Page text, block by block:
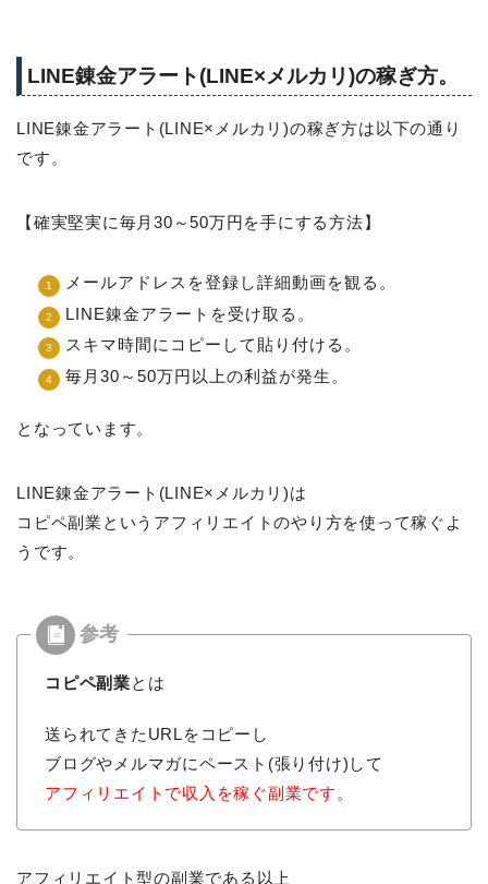
LINE錬金アラート(LINE×メルカリ)の稼ぎ方。
LINE錬金アラート(LINE×メルカリ)の稼ぎ方は以下の通り
です。
【確実堅実に毎月30～50万円を手にする方法】
メールアドレスを登録し詳細動画を観る。
LINE錬金アラートを受け取る。
スキマ時間にコピーして貼り付ける。
毎月30～50万円以上の利益が発生。
となっています。
LINE錬金アラート(LINE×メルカリ)は
コピペ副業というアフィリエイトのやり方を使って稼ぐよ
うです。
コピペ副業とは
送られてきたURLをコピーし
ブログやメルマガにペースト(張り付け)して
アフィリエイトで収入を稼ぐ副業です。
アフィリエイト型の副業である以上